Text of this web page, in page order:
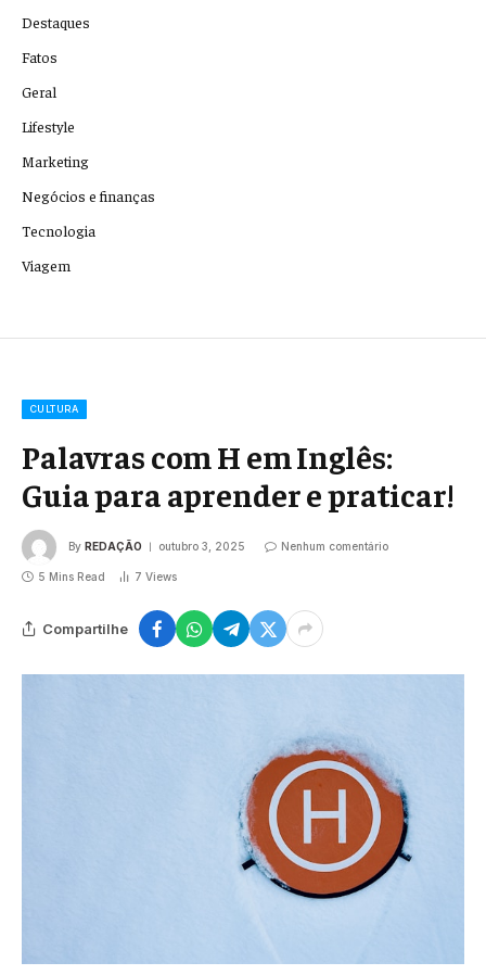
Destaques
Fatos
Geral
Lifestyle
Marketing
Negócios e finanças
Tecnologia
Viagem
CULTURA
Palavras com H em Inglês:
Guia para aprender e praticar!
By REDAÇÃO outubro 3, 2025 Nenhum comentário
5 Mins Read 7 Views
Compartilhe